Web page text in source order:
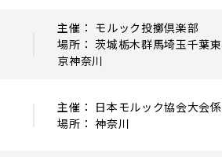
主催： モルック投擲倶楽部
場所： 茨城栃木群馬埼玉千葉東
京神奈川
主催： 日本モルック協会大会係
場所： 神奈川